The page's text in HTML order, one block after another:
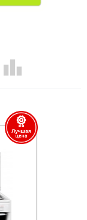
leaderboard